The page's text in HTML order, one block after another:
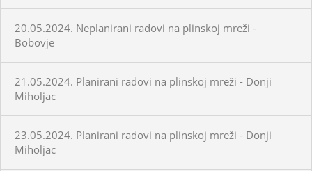
20.05.2024. Neplanirani radovi na plinskoj mreži -
Bobovje
21.05.2024. Planirani radovi na plinskoj mreži - Donji
Miholjac
23.05.2024. Planirani radovi na plinskoj mreži - Donji
Miholjac